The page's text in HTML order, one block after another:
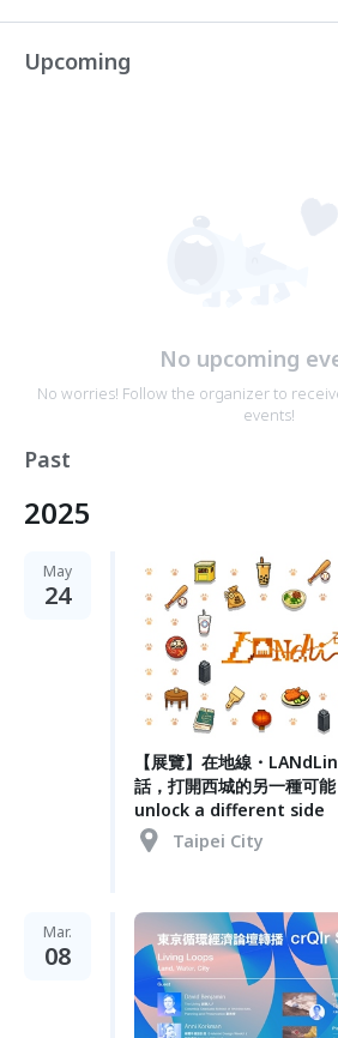
Upcoming
No upcoming
No worries! Follow the organizer to
events!
Past
2025
May
24
【展覽】在地線・
話，打開西城的另一種可
unlock a different side
Taipei City
Mar.
08